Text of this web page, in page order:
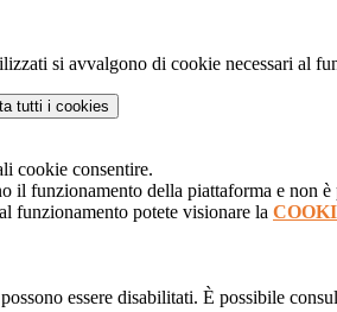
si avvalgono di cookie necessari al
tutti i cookies
cookie consentire.
il funzionamento della piattaforma e non
funzionamento potete visionare la
essere disabilitati. È possibile